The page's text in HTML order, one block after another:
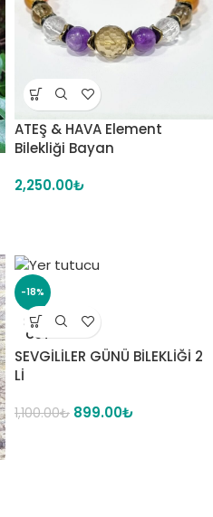
ATEŞ & HAVA Element
Bilekliği Bayan
2,250.00₺
-18%
SOLD
OUT
SEVGİLİLER GÜNÜ BİLEKLİĞİ 2
Lİ
1,100.00₺ 899.00₺